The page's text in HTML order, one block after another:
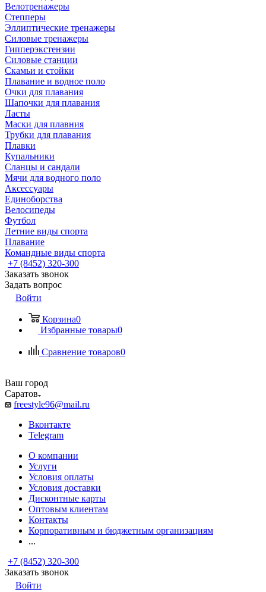
Велотренажеры
Степперы
Эллиптические тренажеры
Силовые тренажеры
Гипперэкстензии
Силовые станции
Скамьи и стойки
Плавание и водное поло
Очки для плавания
Шапочки для плавания
Ласты
Маски для плавния
Трубки для плавания
Плавки
Купальники
Сланцы и сандали
Мячи для водного поло
Аксессуары
Единоборства
Велосипеды
Футбол
Летние виды спорта
Плавание
Командные виды спорта
+7 (8452) 320-300
Заказать звонок
Задать вопрос
Войти
Корзина0
Избранные товары0
Сравнение товаров0
Ваш город
Саратов
freestyle96@mail.ru
Вконтакте
Telegram
О компании
Услуги
Условия оплаты
Условия доставки
Дисконтные карты
Оптовым клиентам
Контакты
Корпоративным и бюджетным организациям
...
+7 (8452) 320-300
Заказать звонок
Войти